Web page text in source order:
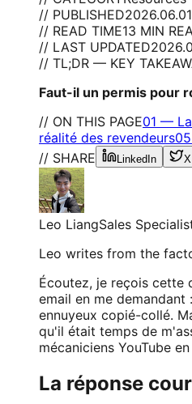
// PUBLISHED2026.06.01
// READ TIME13 MIN
// LAST UPDATED
// TL;DR — KEY
Faut-il un permis pour
// ON THIS PAGE01 —
réalité des revendeurs05
// SHARE
LinkedIn X
Leo LiangSales
Leo writes from the
Écoutez, je reçois cette
email en me
ennuyeux copié-collé.
qu'il était temps de
mécaniciens YouTube
La réponse